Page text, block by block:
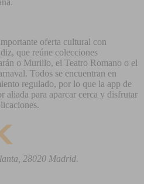
oferta cultural con
que reúne colecciones
o Murillo, el Teatro Romano o el
Todos se encuentran en
regulado, por lo que la app de
aliada para aparcar cerca y disfrutar
28020 Madrid.